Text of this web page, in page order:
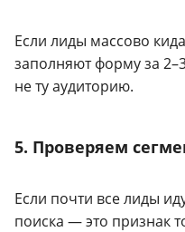
Если лиды массово
заполняют форму за
не ту аудиторию.
5. Проверяем
Если почти все лиды
поиска — это признак